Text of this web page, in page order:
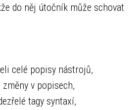
do něj útočník může schovat
celé popisy nástrojů,
v popisech,
tagy syntaxí,